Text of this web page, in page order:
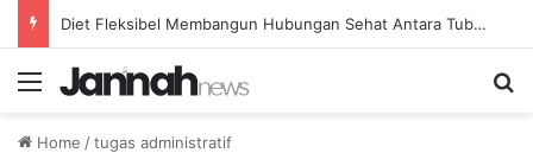
Diet Fleksibel Membangun Hubungan Sehat Antara Tubuh dan Makanan Sehari-hari
Menu
Home /tugas administratif